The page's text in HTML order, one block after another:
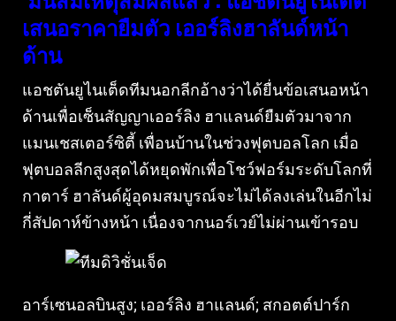
เสนอราคายืมตัว เออร์ลิงฮาลันด์หน้า
ด้าน
แอชตันยูไนเต็ดทีมนอกลีกอ้างว่าได้ยื่นข้อเสนอหน้า
ด้านเพื่อเซ็นสัญญาเออร์ลิง ฮาแลนด์ยืมตัวมาจาก
แมนเชสเตอร์ซิตี้ เพื่อนบ้านในช่วงฟุตบอลโลก เมื่อ
ฟุตบอลลีกสูงสุดได้หยุดพักเพื่อโชว์ฟอร์มระดับโลกที่
กาตาร์ ฮาลันด์ผู้อุดมสมบูรณ์จะไม่ได้ลงเล่นในอีกไม่
กี่สัปดาห์ข้างหน้า เนื่องจากนอร์เวย์ไม่ผ่านเข้ารอบ
อาร์เซนอลบินสูง; เออร์ลิง ฮาแลนด์; สกอตต์ปาร์ก